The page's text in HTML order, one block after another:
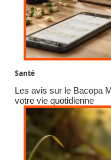
Santé
Les avis sur le Bacopa
votre vie quotidienne